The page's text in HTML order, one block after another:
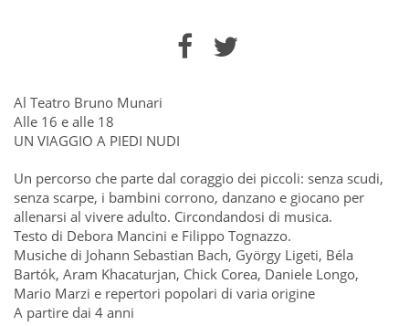
Al Teatro Bruno Munari
Alle 16 e alle 18
UN VIAGGIO A PIEDI NUDI
Un percorso che parte dal coraggio dei piccoli: senza scudi,
senza scarpe, i bambini corrono, danzano e giocano per
allenarsi al vivere adulto. Circondandosi di musica.
Testo di Debora Mancini e Filippo Tognazzo.
Musiche di Johann Sebastian Bach, György Ligeti, Béla
Bartók, Aram Khacaturjan, Chick Corea, Daniele Longo,
Mario Marzi e repertori popolari di varia origine
A partire dai 4 anni